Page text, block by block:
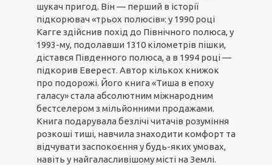
шукач пригод. Він — перший в історії
підкорювач «трьох полюсів»: у 1990 році
Кагге здійснив похід до Північного полюса, у
1993-му, подолавши 1310 кілометрів пішки,
дістався Південного полюса, а в 1994 році —
підкорив Еверест. Автор кількох книжок
про подорожі. Його книга «Тиша в епоху
галасу» стала абсолютним міжнародним
бестселером з мільйонними продажами.
Книга подарувала безлічі читачів розуміння
розкоші тиші, навчила знаходити комфорт та
відчувати заспокоєння у будь-яких умовах,
навіть у найгаласливішому місті на Землі.